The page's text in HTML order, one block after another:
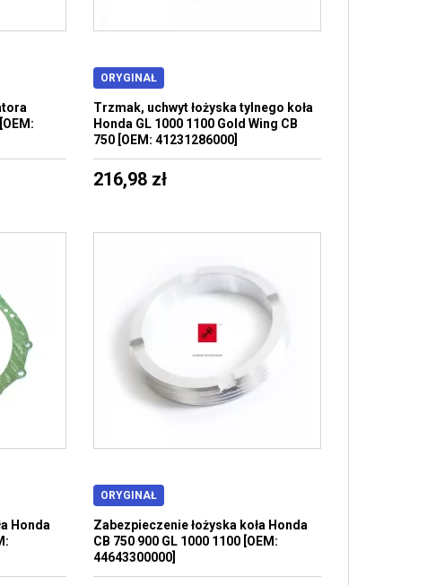
ORYGINAŁ
Trzmak, uchwyt łożyska tylnego koła
Honda GL 1000 1100 Gold Wing CB
750 [OEM: 41231286000]
216,98 zł
Honda
ORYGINAŁ
Zabezpieczenie łożyska koła Honda
CB 750 900 GL 1000 1100 [OEM:
44643300000]